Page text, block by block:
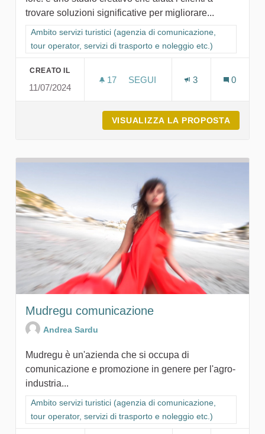
trovare soluzioni significative per migliorare...
Filtra i risultati per categoria: Ambito servizi turistici (agenzia
Ambito servizi turistici (agenzia di comunicazione,
tour operator, servizi di trasporto e noleggio etc.)
CREATO IL
11/07/2024
17 17 SOSTENITORI
SEGUI
3 0
VISUALIZZA LA PROPOSTA
Mudregu comunicazione
Andrea Sardu
Mudregu è un'azienda che si occupa di
comunicazione e promozione in genere per l'agro-
industria...
Filtra i risultati per categoria: Ambito servizi turistici (agenzia
Ambito servizi turistici (agenzia di comunicazione,
tour operator, servizi di trasporto e noleggio etc.)